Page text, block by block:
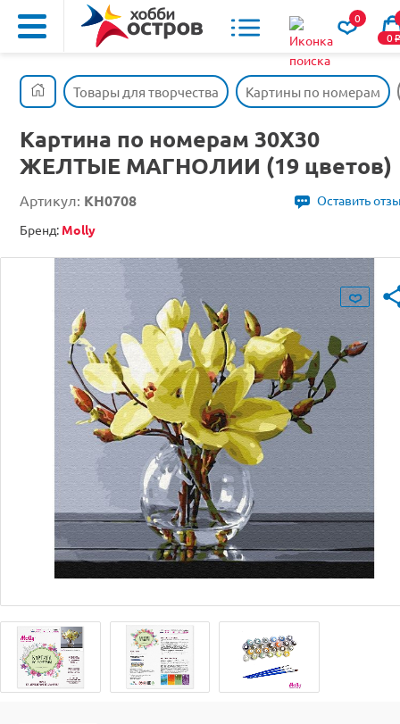
0
0o
Товары для творчества Картины по номерам
Картина по номерам 30Х30
ЖЕЛТЫЕ МАГНОЛИИ (19 цветов)
Артикул: KH0708
Оставить
Бренд: Molly